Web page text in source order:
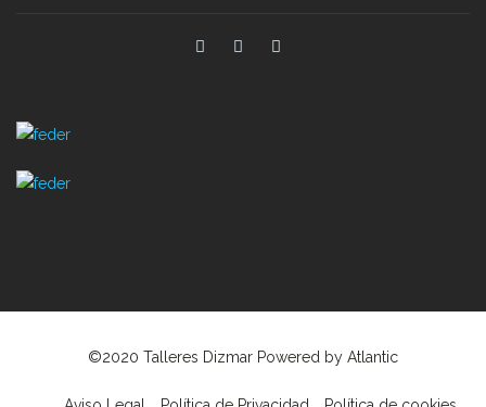
©2020 Talleres Dizmar Powered by Atlantic